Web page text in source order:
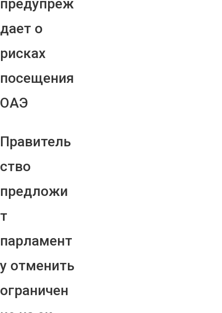
предупреж
дает о
рисках
посещения
ОАЭ
Правитель
ство
предложи
т
парламент
у отменить
ограничен